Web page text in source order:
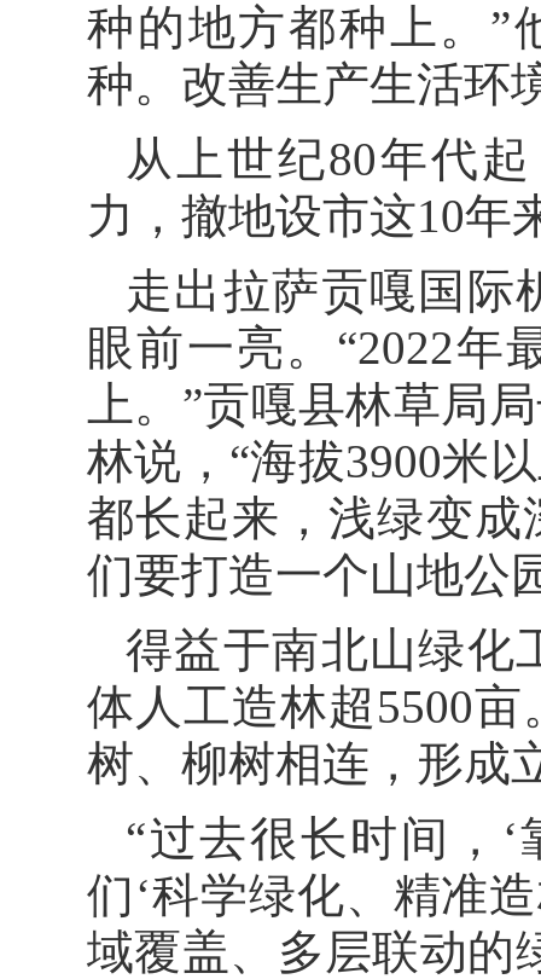
种的地方都种上。”
种。改善生产生活环
从上世纪80年代
力，撤地设市这10年
走出拉萨贡嘎国际
眼前一亮。“2022年
上。”贡嘎县林草局
林说，“海拔3900米
都长起来，浅绿变
们要打造一个山地公
得益于南北山绿化
体人工造林超5500
树、柳树相连，形成
“过去很长时间，
们‘科学绿化、精准
域覆盖、多层联动的